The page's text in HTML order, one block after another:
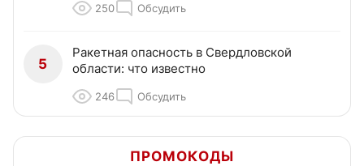
250 Обсудить
5
Ракетная опасность в Свердловской
области: что известно
246 Обсудить
ПРОМОКОДЫ